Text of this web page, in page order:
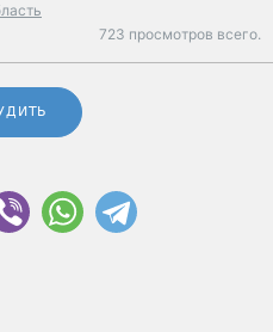
723 просмотров всего.